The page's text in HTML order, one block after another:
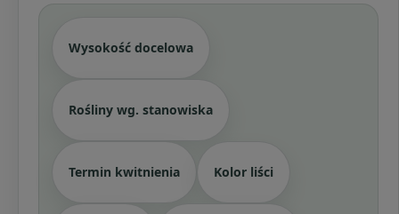
Wysokość docelowa
Rośliny wg. stanowiska
Termin kwitnienia Kolor liści